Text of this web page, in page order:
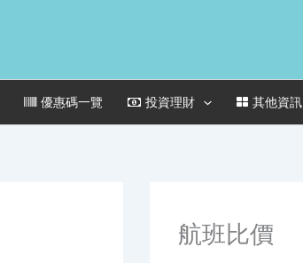
優惠碼一覽 投資理財 其他資訊
航班比價